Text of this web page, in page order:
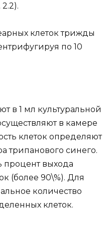
клеток трижды
по 10
в 1 мл культуральной
в камере
клеток определяют
трипанового синего.
процент выхода
(более 90\%). Для
количество
клеток.